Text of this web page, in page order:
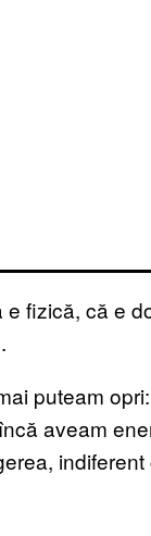
fizică, că e
puteam
aveam